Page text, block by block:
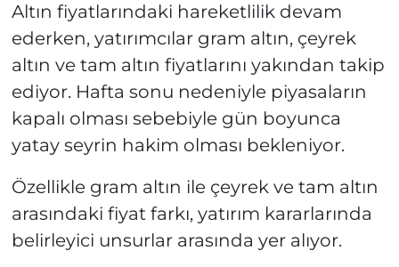
Altın fiyatlarındaki hareketlilik devam
ederken, yatırımcılar gram altın, çeyrek
altın ve tam altın fiyatlarını yakından takip
ediyor. Hafta sonu nedeniyle piyasaların
kapalı olması sebebiyle gün boyunca
yatay seyrin hakim olması bekleniyor.
Özellikle gram altın ile çeyrek ve tam altın
arasındaki fiyat farkı, yatırım kararlarında
belirleyici unsurlar arasında yer alıyor.